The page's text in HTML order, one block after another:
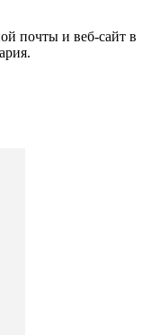
почты и веб-сайт в